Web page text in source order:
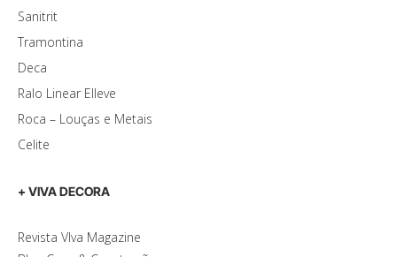
Sanitrit
Tramontina
Deca
Ralo Linear Elleve
Roca – Louças e Metais
Celite
+ VIVA DECORA
Revista VIva Magazine